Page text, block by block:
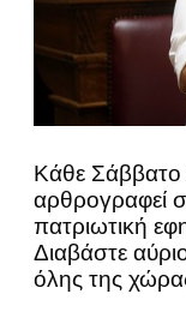
Κάθε Σάββατο
αρθρογραφεί
πατριωτική
Διαβάστε
όλης της